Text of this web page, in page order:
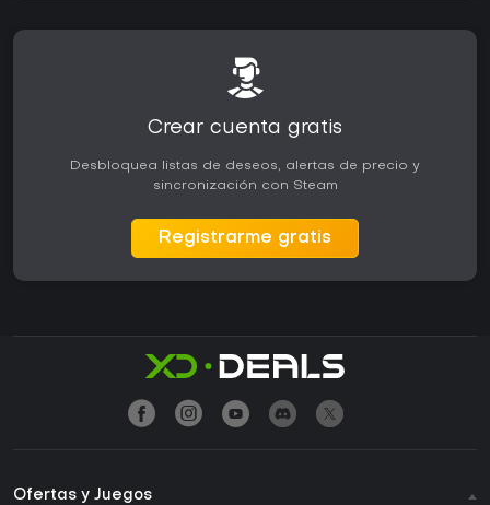
Crear cuenta gratis
Desbloquea listas de deseos, alertas de precio y
sincronización con Steam
Registrarme gratis
Ofertas y Juegos